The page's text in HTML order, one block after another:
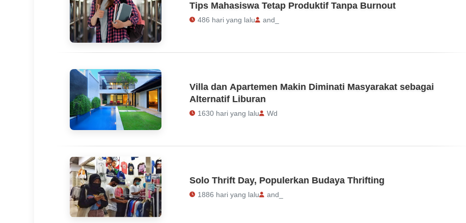
Tips Mahasiswa Tetap Produktif Tanpa Burnout
486 hari yang lalu and_
Villa dan Apartemen Makin Diminati Masyarakat sebagai
Alternatif Liburan
1630 hari yang lalu Wd
Solo Thrift Day, Populerkan Budaya Thrifting
1886 hari yang lalu and_